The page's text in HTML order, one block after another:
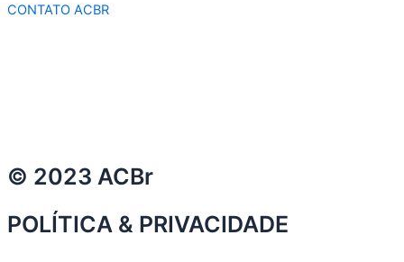
CONTATO ACBR
© 2023 ACBr
POLÍTICA & PRIVACIDADE